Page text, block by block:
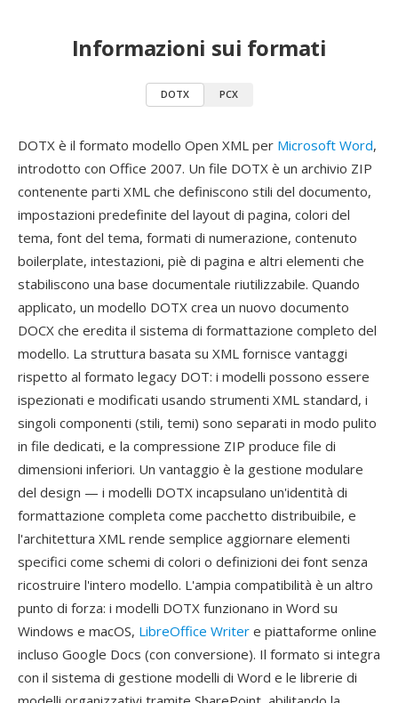
Informazioni sui formati
DOTX PCX
DOTX è il formato modello Open XML per Microsoft Word,
introdotto con Office 2007. Un file DOTX è un archivio ZIP
contenente parti XML che definiscono stili del documento,
impostazioni predefinite del layout di pagina, colori del
tema, font del tema, formati di numerazione, contenuto
boilerplate, intestazioni, piè di pagina e altri elementi che
stabiliscono una base documentale riutilizzabile. Quando
applicato, un modello DOTX crea un nuovo documento
DOCX che eredita il sistema di formattazione completo del
modello. La struttura basata su XML fornisce vantaggi
rispetto al formato legacy DOT: i modelli possono essere
ispezionati e modificati usando strumenti XML standard, i
singoli componenti (stili, temi) sono separati in modo pulito
in file dedicati, e la compressione ZIP produce file di
dimensioni inferiori. Un vantaggio è la gestione modulare
del design — i modelli DOTX incapsulano un'identità di
formattazione completa come pacchetto distribuibile, e
l'architettura XML rende semplice aggiornare elementi
specifici come schemi di colori o definizioni dei font senza
ricostruire l'intero modello. L'ampia compatibilità è un altro
punto di forza: i modelli DOTX funzionano in Word su
Windows e macOS, LibreOffice Writer e piattaforme online
incluso Google Docs (con conversione). Il formato si integra
con il sistema di gestione modelli di Word e le librerie di